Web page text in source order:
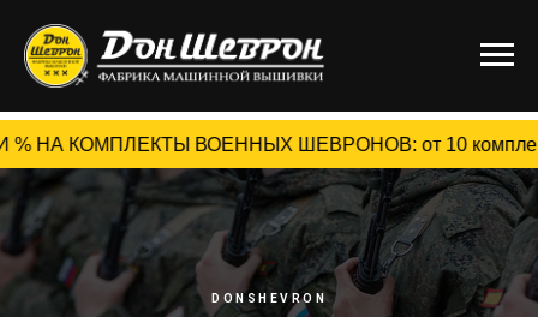
КОМПЛЕКТЫ ВОЕННЫХ ШЕВРОНОВ: от 10 комплектов -
DONSHEVRON